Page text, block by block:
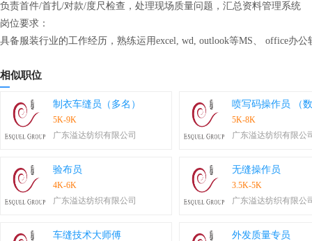
负责首件/首扎/对款/度尺检查，处理现场质量问题，汇总资料管理系统
岗位要求：
具备服装行业的工作经历，熟练运用excel, wd, outlook等MS、 office办
相似职位
制衣车缝员（多名）
5K-9K
广东溢达纺织有限公司
喷写码操作员 （
5K-8K
广东溢达纺织有限公
验布员
4K-6K
广东溢达纺织有限公司
无缝操作员
3.5K-5K
广东溢达纺织有限公
车缝技术大师傅 外发质量专员